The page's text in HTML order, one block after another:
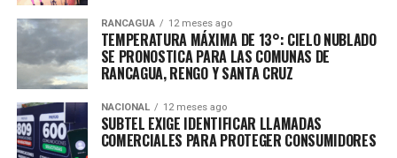
RANCAGUA 12 meses ago
TEMPERATURA MÁXIMA DE 13°: CIELO NUBLADO
SE PRONOSTICA PARA LAS COMUNAS DE
RANCAGUA, RENGO Y SANTA CRUZ
NACIONAL 12 meses ago
SUBTEL EXIGE IDENTIFICAR LLAMADAS
COMERCIALES PARA PROTEGER CONSUMIDORES